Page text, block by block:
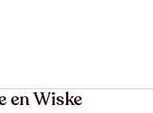
en Wiske